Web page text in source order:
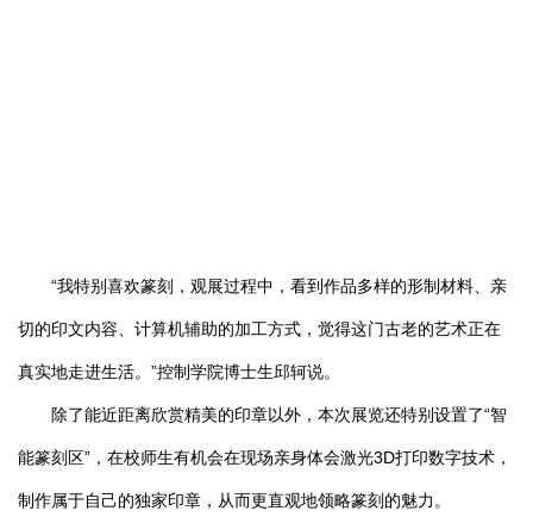
“我特别喜欢篆刻，观展过程中，看到作品多样的形制材料、亲
切的印文内容、计算机辅助的加工方式，觉得这门古老的艺术正在
真实地走进生活。”控制学院博士生邱轲说。
除了能近距离欣赏精美的印章以外，本次展览还特别设置了“智
能篆刻区”，在校师生有机会在现场亲身体会激光3D打印数字技术，
制作属于自己的独家印章，从而更直观地领略篆刻的魅力。